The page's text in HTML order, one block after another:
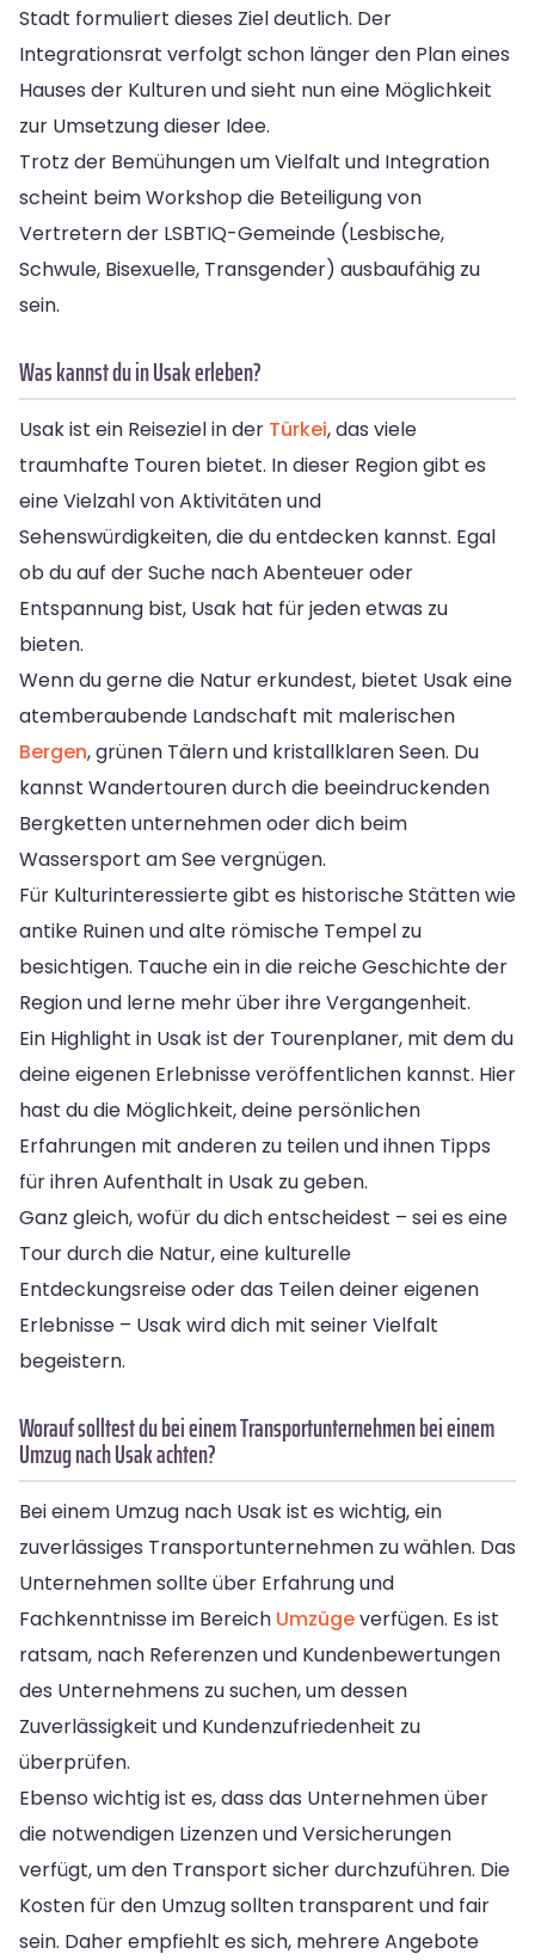
Stadt formuliert dieses Ziel deutlich. Der
Integrationsrat verfolgt schon länger den Plan eines
Hauses der Kulturen und sieht nun eine Möglichkeit
zur Umsetzung dieser Idee.
Trotz der Bemühungen um Vielfalt und Integration
scheint beim Workshop die Beteiligung von
Vertretern der LSBTIQ-Gemeinde (Lesbische,
Schwule, Bisexuelle, Transgender) ausbaufähig zu
sein.
Was kannst du in Usak erleben?
Usak ist ein Reiseziel in der Türkei, das viele
traumhafte Touren bietet. In dieser Region gibt es
eine Vielzahl von Aktivitäten und
Sehenswürdigkeiten, die du entdecken kannst. Egal
ob du auf der Suche nach Abenteuer oder
Entspannung bist, Usak hat für jeden etwas zu
bieten.
Wenn du gerne die Natur erkundest, bietet Usak eine
atemberaubende Landschaft mit malerischen
Bergen, grünen Tälern und kristallklaren Seen. Du
kannst Wandertouren durch die beeindruckenden
Bergketten unternehmen oder dich beim
Wassersport am See vergnügen.
Für Kulturinteressierte gibt es historische Stätten wie
antike Ruinen und alte römische Tempel zu
besichtigen. Tauche ein in die reiche Geschichte der
Region und lerne mehr über ihre Vergangenheit.
Ein Highlight in Usak ist der Tourenplaner, mit dem du
deine eigenen Erlebnisse veröffentlichen kannst. Hier
hast du die Möglichkeit, deine persönlichen
Erfahrungen mit anderen zu teilen und ihnen Tipps
für ihren Aufenthalt in Usak zu geben.
Ganz gleich, wofür du dich entscheidest – sei es eine
Tour durch die Natur, eine kulturelle
Entdeckungsreise oder das Teilen deiner eigenen
Erlebnisse – Usak wird dich mit seiner Vielfalt
begeistern.
Worauf solltest du bei einem Transportunternehmen bei einem
Umzug nach Usak achten?
Bei einem Umzug nach Usak ist es wichtig, ein
zuverlässiges Transportunternehmen zu wählen. Das
Unternehmen sollte über Erfahrung und
Fachkenntnisse im Bereich Umzügeverfügen. Es ist
ratsam, nach Referenzen und Kundenbewertungen
des Unternehmens zu suchen, um dessen
Zuverlässigkeit und Kundenzufriedenheit zu
überprüfen.
Ebenso wichtig ist es, dass das Unternehmen über
die notwendigen Lizenzen und Versicherungen
verfügt, um den Transport sicher durchzuführen. Die
Kosten für den Umzug sollten transparent und fair
sein. Daher empfiehlt es sich, mehrere Angebote